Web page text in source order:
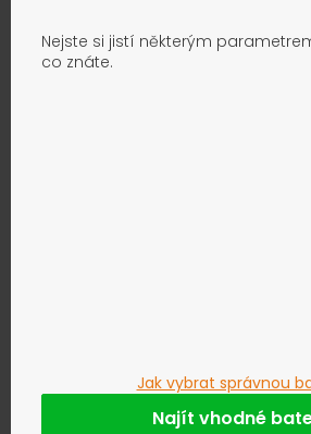
Nejste si jistí některým
co znáte.
Jak vybrat správnou
Najít vhodné